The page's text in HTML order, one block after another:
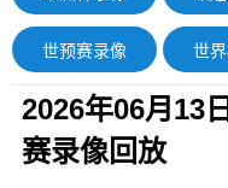
世预赛录像 世
2026年06月13
赛录像回放